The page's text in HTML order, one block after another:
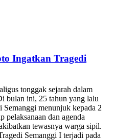
Ingatkan Tragedi
tonggak sejarah dalam
bulan ini, 25 tahun yang lalu
Semanggi menunjuk kepada 2
pelaksanaan dan agenda
tewasnya warga sipil.
Semanggi I terjadi pada